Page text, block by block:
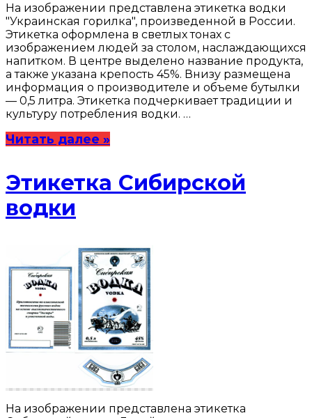
На изображении представлена этикетка водки
"Украинская горилка", произведенной в России.
Этикетка оформлена в светлых тонах с
изображением людей за столом, наслаждающихся
напитком. В центре выделено название продукта,
а также указана крепость 45%. Внизу размещена
информация о производителе и объеме бутылки
— 0,5 литра. Этикетка подчеркивает традиции и
культуру потребления водки. …
Читать далее »
Этикетка Сибирской
водки
На изображении представлена этикетка